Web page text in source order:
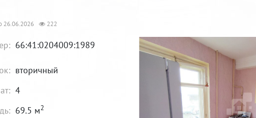
26.06.2026 222
66:41:0204009:1989
вторичный
4
69.5 м2